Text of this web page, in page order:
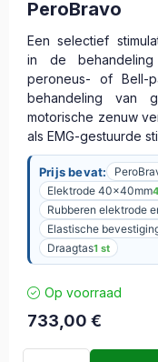
PeroBravo
Een selectief
in de
peroneus- of Bell-
behandeling van
motorische zenuw
als EMG-gestuurde
Prijs bevat:
Elektrode 40x40mm
Rubberen elektrode
Elastische
Draagtas1 st
Op voorraad
733,00 €